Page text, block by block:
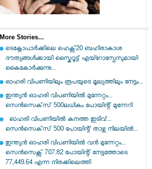
More Stories...
ടെക്നോപാര്‍ക്കിലെ ഹെക്സ്20 ബഹിരാകാശ
ദൗത്യങ്ങള്‍ക്കായി സ്കൈറൂട്ട് എയ്റോസ്പേസുമായി
കൈകോര്‍ക്കുന്നു...
ഓഹരി വിപണിയിലും രൂപയുടെ മൂല്യത്തിലും നേട്ടം...
ഇന്ത്യന്‍ ഓഹരി വിപണിയില്‍ മുന്നേറ്റം...
സെന്‍സെക്‌സ് 500ലധികം പോയിന്റ് മുന്നേറി
ഓഹരി വിപണിയില്‍ കനത്ത ഇടിവ്...
സെന്‍സെക്‌സ് 500 പോയിന്റ് താഴ്ന്ന നിലയിൽ...
ഇന്ത്യൻ ഓഹരി വിപണിയിൽ വൻ മുന്നേറ്റം...
സെൻസെക്സ് 707.82 പോയിന്റ് നേട്ടത്തോടെ
77,449.64 എന്ന നിരക്കിലെത്തി